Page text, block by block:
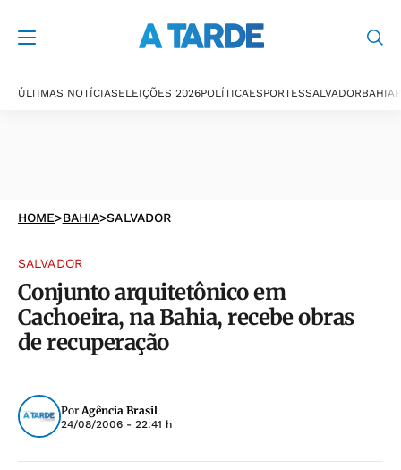
ÚLTIMAS NOTÍCIASELEIÇÕES 2026POLÍTICAESPORTESSALVADORBAHIA
HOME>BAHIA>SALVADOR
SALVADOR
Conjunto arquitetônico em
Cachoeira, na Bahia, recebe obras
de recuperação
PorAgência Brasil
24/08/2006 - 22:41 h